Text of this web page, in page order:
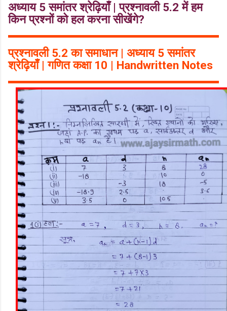
अध्याय 5 समांतर श्रेढ़ियाँ | प्रश्नावली 5.2 में हम
किन प्रश्नों को हल करना सीखेंगे?
प्रश्नावली 5.2 का समाधान | अध्याय 5 समांतर
श्रेढ़ियाँ | गणित कक्षा 10 | Handwritten Notes